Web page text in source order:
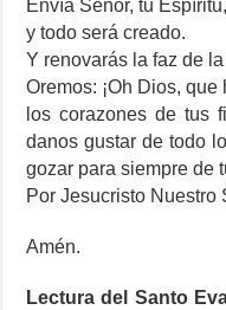
Envía Señor, tu Espíritu,
y todo será creado.
Y renovarás la faz de la
Oremos: ¡Oh Dios,
los corazones de tus
danos gustar de todo
gozar para siempre de
Por Jesucristo Nuestro
Amén.
Lectura del Santo